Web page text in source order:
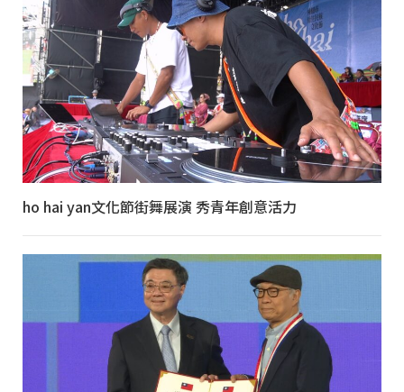
ho hai yan文化節街舞展演 秀青年創意活力